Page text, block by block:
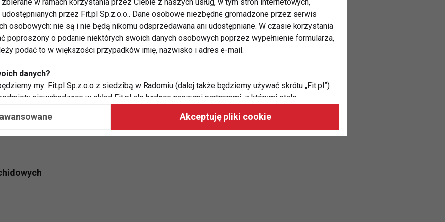
orzechowego unikać?
po to pozbawione cukru
z przetartych orzechów oraz minimalnego dodatku
z prażonych, solonych orzechów nie powinny
orzechowe zrobić samemu, używając orzechów
bardziej pożądanym i wartościowym
w ramach korzystania przez Ciebie z naszych usług, w tym stron internetowych,
przez Fit.pl Sp.z.o.o.. Dane osobowe niezbędne gromadzone przez serwis
osobowych: nie są i nie będą nikomu odsprzedawana ani udostępniane. W czasie korzystania
poproszony o podanie niektórych swoich danych osobowych poprzez wypełnienie formularza,
podać to w większości przypadków imię, nazwisko i adres e-mail.
danych?
my: Fit.pl Sp.z.o.o z siedzibą w Radomiu (dalej także będziemy używać skrótu „Fit.pl”)
niewchodzące w skład Fit.pl ale będące naszymi partnerami, z którymi stale
dane?
w tym tematykę ukazujących się tam materiałów do Twoich zainteresowań oraz do
usług, w tym aby wykryć ewentualne boty, oszustwa czy nadużycia,
nam udoskonalać nasze usługi i sprawić, że będą maksymalnie odpowiadać Twoim
Akceptuję pliki cookie